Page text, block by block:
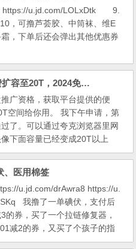
https://u.jd.com/LOLxDtk 9.
，可撸芦荟胶、中筒袜、维E
，下单后还会弹出其他优惠券
单。
这方法太厉害 ：夸克网盘免费扩容至20T，2024免费领取夸克网盘20000G空间
广资格，获取平台提供的便
空间给你用。 我下午申请，第
了。可以通过夸克浏览器里网
下面容量已经变成20T以上
、医用棉签
u.jd.com/drAwra8 https://u.
我撸了一单碘伏，支付后
的券，买了一个拉链修复器，
减2的券，又买了个孩子的指
是三重撸啊！谁撸谁知道，谁